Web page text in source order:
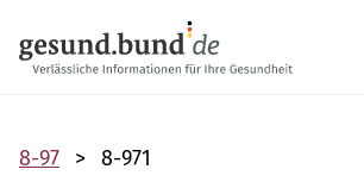
8-97 8-971